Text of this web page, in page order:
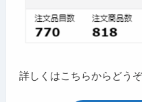
詳しくはこちらからどうぞ